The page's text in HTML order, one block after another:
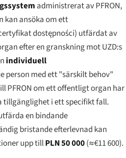
administrerat av PFRON,
kan ansöka om ett
dostępności) utfärdat av
efter en granskning mot UZD:s
individuell
person med ett "särskilt behov"
PFRON om ett offentligt organ har
i ett specifikt fall.
en bindande
bristande efterlevnad kan
upp tillPLN 50 000(≈€11 600).